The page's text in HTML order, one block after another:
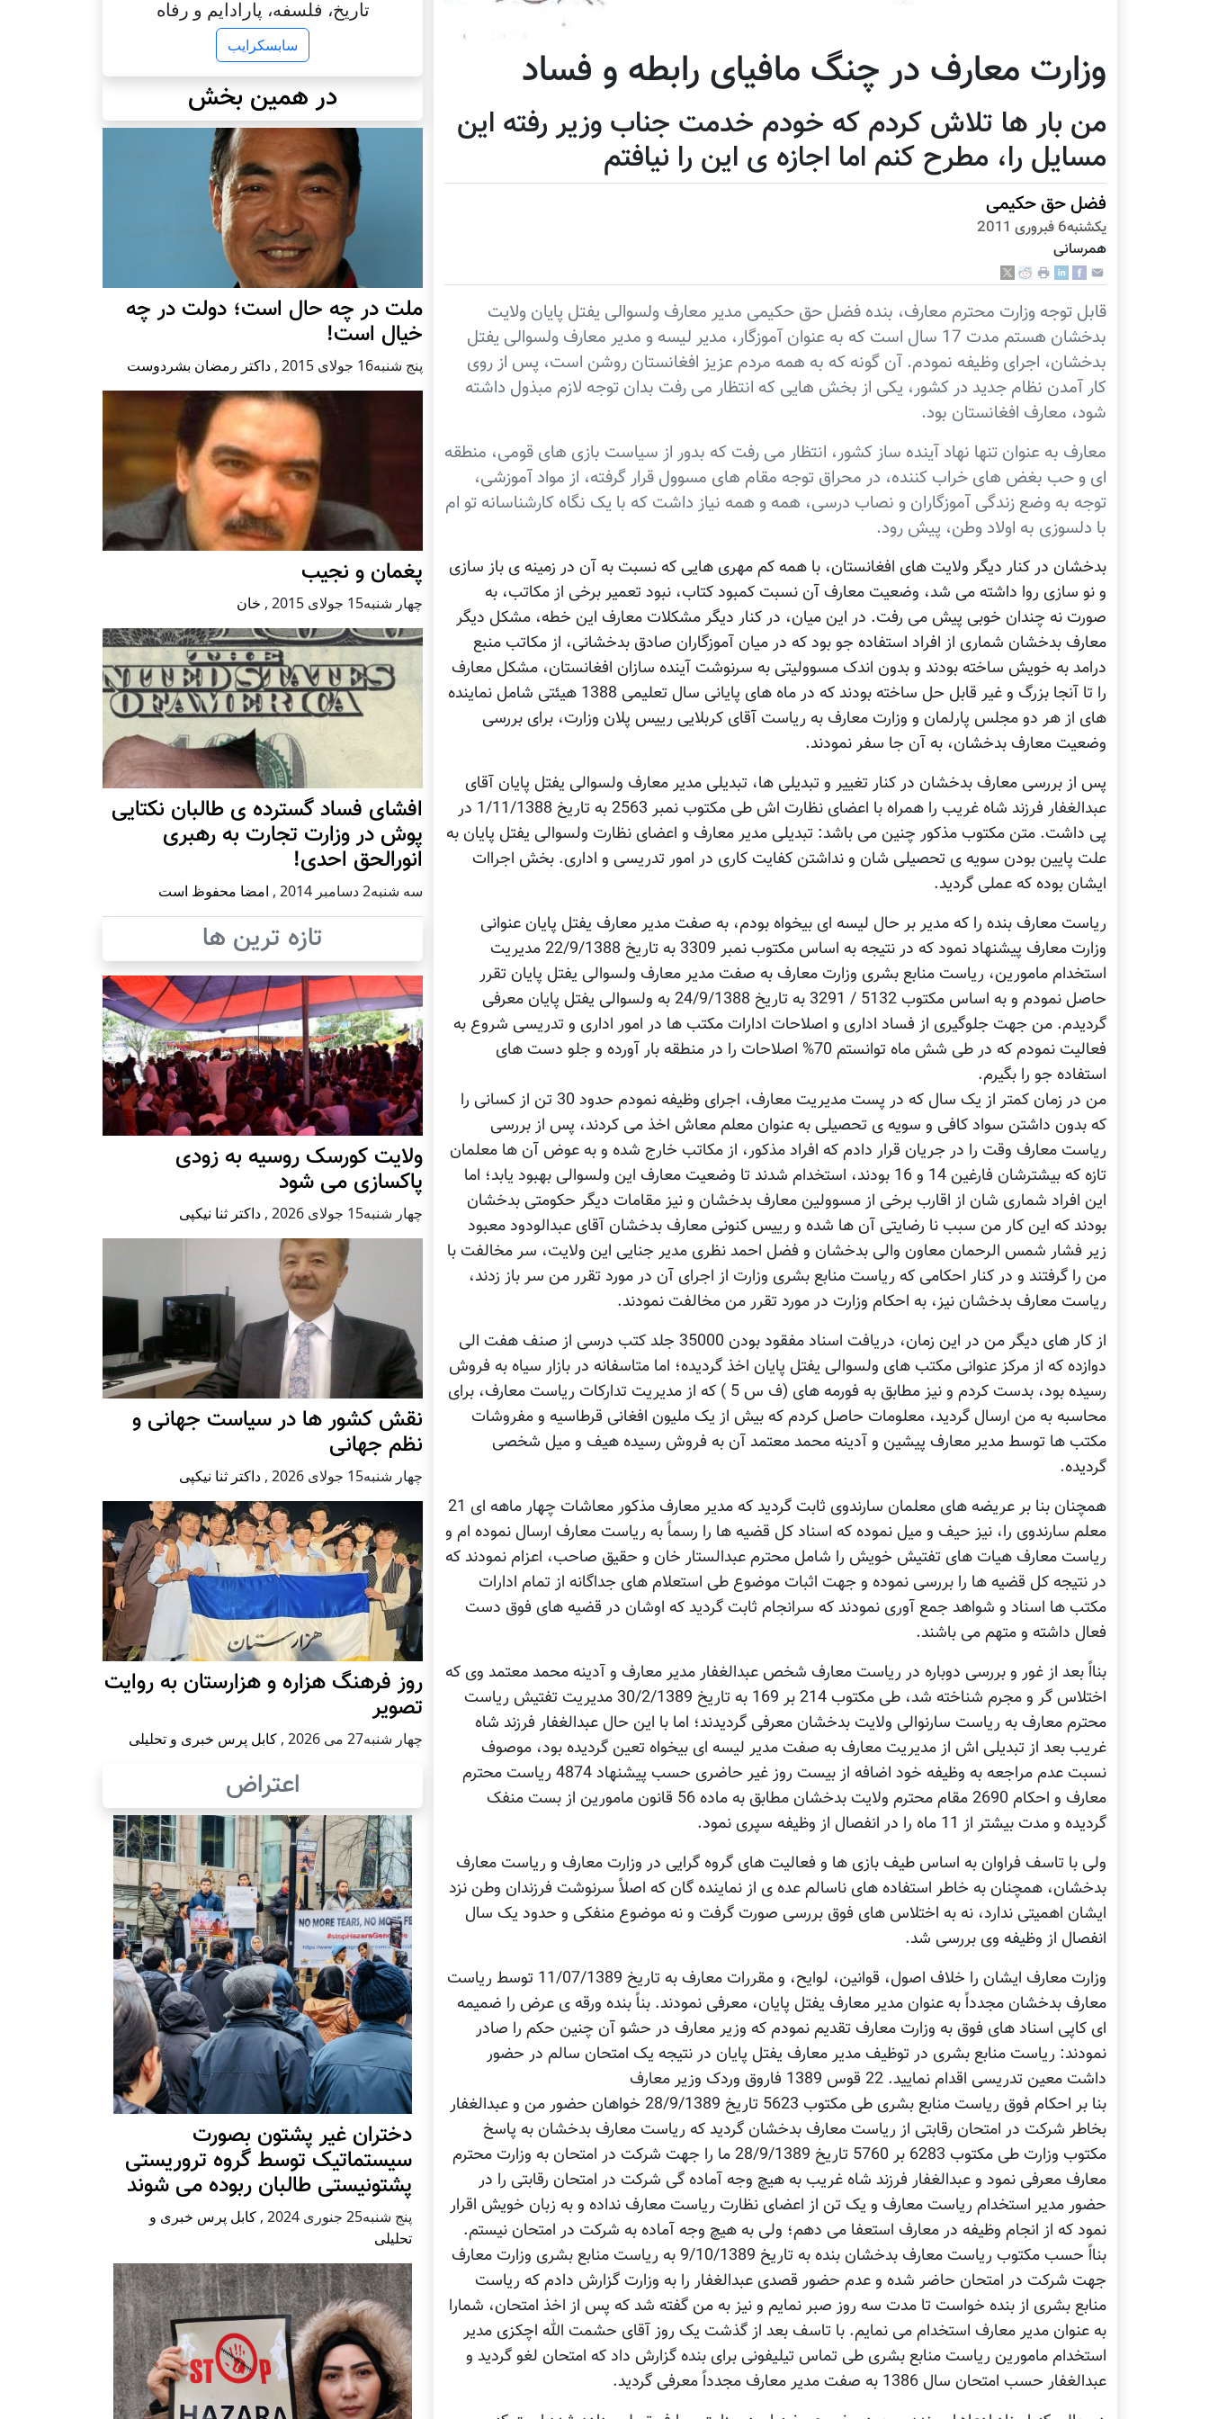
وزارت معارف در چنگ مافیای رابطه و فساد
من بار ها تلاش کردم که خودم خدمت جناب وزیر رفته این
مسایل را، مطرح کنم اما اجازه ی این را نیافتم
فضل حق حکیمی
يكشنبه6 فبروری 2011
همرسانی
قابل توجه وزارت محترم معارف، بنده فضل حق حکیمی مدیر معارف ولسوالی یفتل پایان ولایت
بدخشان هستم مدت 17 سال است که به عنوان آموزگار، مدیر لیسه و مدیر معارف ولسوالی یفتل
بدخشان، اجرای وظیفه نمودم. آن گونه که به همه مردم عزیز افغانستان روشن است، پس از روی
کار آمدن نظام جدید در کشور، یکی از بخش هایی که انتظار می رفت بدان توجه لازم مبذول داشته
شود، معارف افغانستان بود.
معارف به عنوان تنها نهاد آینده ساز کشور، انتظار می رفت که بدور از سیاست بازی های قومی، منطقه
ای و حب بغض های خراب کننده، در محراق توجه مقام های مسوول قرار گرفته، از مواد آموزشی،
توجه به وضع زندگی آموزگاران و نصاب درسی، همه و همه نیاز داشت که با یک نگاه کارشناسانه تو ام
با دلسوزی به اولاد وطن، پیش رود.
بدخشان در کنار دیگر ولایت های افغانستان، با همه کم مهری هایی که نسبت به آن در زمینه ی باز سازی
و نو سازی روا داشته می شد، وضعیت معارف آن نسبت کمبود کتاب، نبود تعمیر برخی از مکاتب، به
صورت نه چندان خوبی پیش می رفت. در این میان، در کنار دیگر مشکلات معارف این خطه، مشکل دیگر
معارف بدخشان شماری از افراد استفاده جو بود که در میان آموزگاران صادق بدخشانی، از مکاتب منبع
درامد به خویش ساخته بودند و بدون اندک مسوولیتی به سرنوشت آینده سازان افغانستان، مشکل معارف
را تا آنجا بزرگ و غیر قابل حل ساخته بودند که در ماه های پایانی سال تعلیمی 1388 هیئتی شامل نماینده
های از هر دو مجلس پارلمان و وزارت معارف به ریاست آقای کربلایی رییس پلان وزارت، برای بررسی
وضعیت معارف بدخشان، به آن جا سفر نمودند.
پس از بررسی معارف بدخشان در کنار تغییر و تبدیلی ها، تبدیلی مدیر معارف ولسوالی یفتل پایان آقای
عبدالغفار فرزند شاه غریب را همراه با اعضای نظارت اش طی مکتوب نمبر 2563 به تاریخ 1/11/1388 در
پی داشت. متن مکتوب مذکور چنین می باشد: تبدیلی مدیر معارف و اعضای نظارت ولسوالی یفتل پایان به
علت پایین بودن سویه ی تحصیلی شان و نداشتن کفایت کاری در امور تدریسی و اداری. بخش اجراات
ایشان بوده که عملی گردید.
ریاست معارف بنده را که مدیر بر حال لیسه ای بیخواه بودم، به صفت مدیر معارف یفتل پایان عنوانی
وزارت معارف پیشنهاد نمود که در نتیجه به اساس مکتوب نمبر 3309 به تاریخ 22/9/1388 مدیریت
استخدام مامورین، ریاست منابع بشری وزارت معارف به صفت مدیر معارف ولسوالی یفتل پایان تقرر
حاصل نمودم و به اساس مکتوب 5132 / 3291 به تاریخ 24/9/1388 به ولسوالی یفتل پایان معرفی
گردیدم. من جهت جلوگیری از فساد اداری و اصلاحات ادارات مکتب ها در امور اداری و تدریسی شروع به
فعالیت نمودم که در طی شش ماه توانستم 70% اصلاحات را در منطقه بار آورده و جلو دست های
استفاده جو را بگیرم.
من در زمان کمتر از یک سال که در پست مدیریت معارف، اجرای وظیفه نمودم حدود 30 تن از کسانی را
که بدون داشتن سواد کافی و سویه ی تحصیلی به عنوان معلم معاش اخذ می کردند، پس از بررسی
ریاست معارف وقت را در جریان قرار دادم که افراد مذکور، از مکاتب خارج شده و به عوض آن ها معلمان
تازه که بیشترشان فارغین 14 و 16 بودند، استخدام شدند تا وضعیت معارف این ولسوالی بهبود یابد؛ اما
این افراد شماری شان از اقارب برخی از مسوولین معارف بدخشان و نیز مقامات دیگر حکومتی بدخشان
بودند که این کار من سبب نا رضایتی آن ها شده و رییس کنونی معارف بدخشان آقای عبدالودود معبود
زیر فشار شمس الرحمان معاون والی بدخشان و فضل احمد نظری مدیر جنایی این ولایت، سر مخالفت با
من را گرفتند و در کنار احکامی که ریاست منابع بشری وزارت از اجرای آن در مورد تقرر من سر باز زدند،
ریاست معارف بدخشان نیز، به احکام وزارت در مورد تقرر من مخالفت نمودند.
از کار های دیگر من در این زمان، دریافت اسناد مفقود بودن 35000 جلد کتب درسی از صنف هفت الی
دوازده که از مرکز عنوانی مکتب های ولسوالی یفتل پایان اخذ گردیده؛ اما متاسفانه در بازار سیاه به فروش
رسیده بود، بدست کردم و نیز مطابق به فورمه های (ف س 5 ) که از مدیریت تدارکات ریاست معارف، برای
محاسبه به من ارسال گردید، معلومات حاصل کردم که بیش از یک ملیون افغانی قرطاسیه و مفروشات
مکتب ها توسط مدیر معارف پیشین و آدینه محمد معتمد آن به فروش رسیده هیف و میل شخصی
گردیده.
همچنان بنا بر عریضه های معلمان سارندوی ثابت گردید که مدیر معارف مذکور معاشات چهار ماهه ای 21
معلم سارندوی را، نیز حیف و میل نموده که اسناد کل قضیه ها را رسماً به ریاست معارف ارسال نموده ام و
ریاست معارف هیات های تفتیش خویش را شامل محترم عبدالستار خان و حقیق صاحب، اعزام نمودند که
در نتیجه کل قضیه ها را بررسی نموده و جهت اثبات موضوع طی استعلام های جداگانه از تمام ادارات
مکتب ها اسناد و شواهد جمع آوری نمودند که سرانجام ثابت گردید که اوشان در قضیه های فوق دست
فعال داشته و متهم می باشند.
بنااً بعد از غور و بررسی دوباره در ریاست معارف شخص عبدالغفار مدیر معارف و آدینه محمد معتمد وی که
اختلاس گر و مجرم شناخته شد، طی مکتوب 214 بر 169 به تاریخ 30/2/1389 مدیریت تفتیش ریاست
محترم معارف به ریاست سارنوالی ولایت بدخشان معرفی گردیدند؛ اما با این حال عبدالغفار فرزند شاه
غریب بعد از تبدیلی اش از مدیریت معارف به صفت مدیر لیسه ای بیخواه تعین گردیده بود، موصوف
نسبت عدم مراجعه به وظیفه خود اضافه از بیست روز غیر حاضری حسب پیشنهاد 4874 ریاست محترم
معارف و احکام 2690 مقام محترم ولایت بدخشان مطابق به ماده 56 قانون مامورین از بست منفک
گردیده و مدت بیشتر از 11 ماه را در انفصال از وظیفه سپری نمود.
ولی با تاسف فراوان به اساس طیف بازی ها و فعالیت های گروه گرایی در وزارت معارف و ریاست معارف
بدخشان، همچنان به خاطر استفاده های ناسالم عده ی از نماینده گان که اصلاً سرنوشت فرزندان وطن نزد
ایشان اهمیتی ندارد، نه به اختلاس های فوق بررسی صورت گرفت و نه موضوع منفکی و حدود یک سال
انفصال از وظیفه وی بررسی شد.
وزارت معارف ایشان را خلاف اصول، قوانین، لوایح، و مقررات معارف به تاریخ 11/07/1389 توسط ریاست
معارف بدخشان مجدداً به عنوان مدیر معارف یفتل پایان، معرفی نمودند. بناً بنده ورقه ی عرض را ضمیمه
ای کاپی اسناد های فوق به وزارت معارف تقدیم نمودم که وزیر معارف در حشو آن چنین حکم را صادر
نمودند: ریاست منابع بشری در توظیف مدیر معارف یفتل پایان در نتیجه یک امتحان سالم در حضور
داشت معین تدریسی اقدام نمایید. 22 قوس 1389 فاروق وردک وزیر معارف
بنا بر احکام فوق ریاست منابع بشری طی مکتوب 5623 تاریخ 28/9/1389 خواهان حضور من و عبدالغفار
بخاطر شرکت در امتحان رقابتی از ریاست معارف بدخشان گردید که ریاست معارف بدخشان به پاسخ
مکتوب وزارت طی مکتوب 6283 بر 5760 تاریخ 28/9/1389 ما را جهت شرکت در امتحان به وزارت محترم
معارف معرفی نمود و عبدالغفار فرزند شاه غریب به هیچ وجه آماده گی شرکت در امتحان رقابتی را در
حضور مدیر استخدام ریاست معارف و یک تن از اعضای نظارت ریاست معارف نداده و به زبان خویش اقرار
نمود که از انجام وظیفه در معارف استعفا می دهم؛ ولی به هیچ وجه آماده به شرکت در امتحان نیستم.
بنااً حسب مکتوب ریاست معارف بدخشان بنده به تاریخ 9/10/1389 به ریاست منابع بشری وزارت معارف
جهت شرکت در امتحان حاضر شده و عدم حضور قصدی عبدالغفار را به وزارت گزارش دادم که ریاست
منابع بشری از بنده خواست تا مدت سه روز صبر نمایم و نیز به من گفته شد که پس از اخذ امتحان، شمارا
به عنوان مدیر معارف استخدام می نمایم. با تاسف بعد از گذشت یک روز آقای حشمت الله اچکزی مدیر
استخدام مامورین ریاست منابع بشری طی تماس تیلیفونی برای بنده گزارش داد که امتحان لغو گردید و
عبدالغفار حسب امتحان سال 1386 به صفت مدیر معارف مجدداً معرفی گردید.
تاریخ، فلسفه، پارادایم و رفاه
سابسکرایب
در همین بخش
ملت در چه حال است؛ دولت در چه
خیال است!
پنج شنبه16 جولای 2015 , داکتر رمضان بشردوست
پغمان و نجیب
چهار شنبه15 جولای 2015 , خان
افشای فساد گسترده ی طالبان نکتایی
پوش در وزارت تجارت به رهبری
انورالحق احدی!
سه شنبه2 دسامبر 2014 , امضا محفوظ است
تازه ترین ها
ولایت کورسک روسیه به زودی
پاکسازی می شود
چهار شنبه15 جولای 2026 , داکتر ثنا نیکپی
نقش کشور ها در سیاست جهانی و
نظم جهانی
چهار شنبه15 جولای 2026 , داکتر ثنا نیکپی
روز فرهنگ هزاره و هزارستان به روایت
تصویر
چهار شنبه27 می 2026 , کابل پرس خبری و تحلیلی
اعتراض
دختران غیر پشتون بصورت
سیستماتیک توسط گروه تروریستی
پشتونیستی طالبان ربوده می شوند
پنج شنبه25 جنوری 2024 , کابل پرس خبری و
تحلیلی